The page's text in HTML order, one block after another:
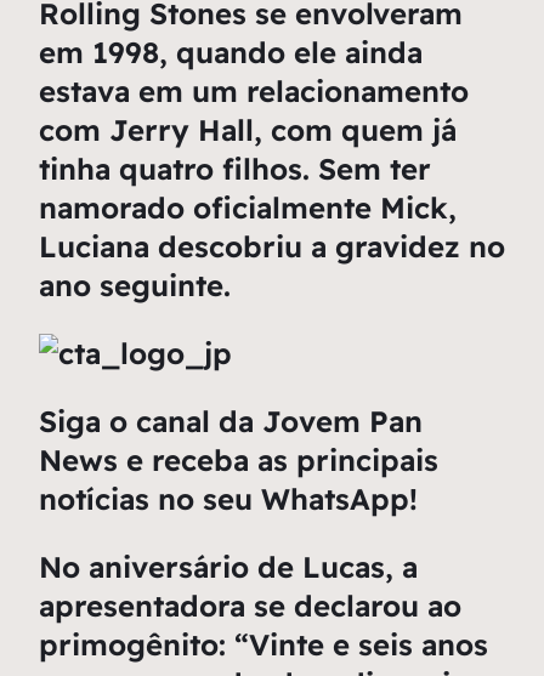
Rolling Stones se envolveram
em 1998, quando ele ainda
estava em um relacionamento
com Jerry Hall, com quem já
tinha quatro filhos. Sem ter
namorado oficialmente Mick,
Luciana descobriu a gravidez no
ano seguinte.
Siga o canal da Jovem Pan
News e receba as principais
notícias no seu WhatsApp!
No aniversário de Lucas, a
apresentadora se declarou ao
primogênito: “Vinte e seis anos